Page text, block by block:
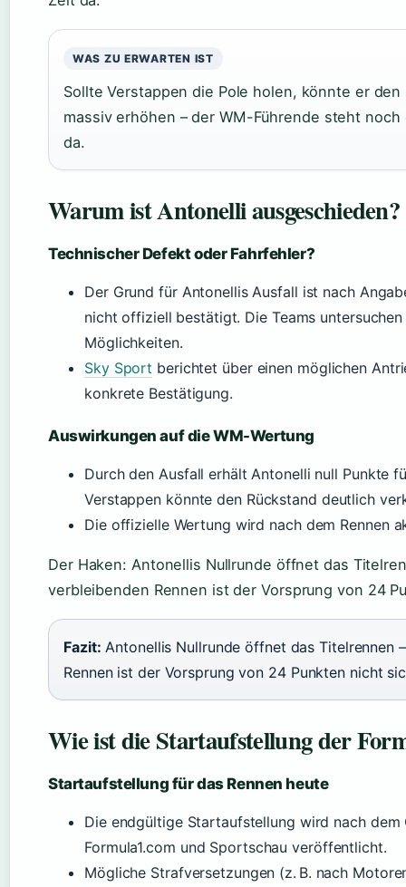
WAS ZU ERWARTEN IST
Sollte Verstappen die Pole holen, könnte er
massiv erhöhen – der WM-Führende steht
da.
Warum ist Antonelli ausgeschieden?
Technischer Defekt oder Fahrfehler?
Der Grund für Antonellis Ausfall ist nach
nicht offiziell bestätigt. Die Teams
Möglichkeiten.
Sky Sport berichtet über einen möglichen
konkrete Bestätigung.
Auswirkungen auf die WM-Wertung
Durch den Ausfall erhält Antonelli null Punkte
Verstappen könnte den Rückstand deutlich
Die offizielle Wertung wird nach dem Rennen
Der Haken: Antonellis Nullrunde öffnet das
verbleibenden Rennen ist der Vorsprung von 24
Fazit: Antonellis Nullrunde öffnet das Titelrennen
Rennen ist der Vorsprung von 24 Punkten nicht
Wie ist die Startaufstellung der
Startaufstellung für das Rennen heute
Die endgültige Startaufstellung wird nach dem
Formula1.com und Sportschau veröffentlicht.
Mögliche Strafversetzungen (z. B. nach